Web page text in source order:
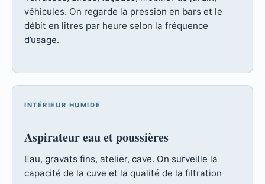
véhicules. On regarde la pression en bars et le
débit en litres par heure selon la fréquence
d’usage.
INTÉRIEUR HUMIDE
Aspirateur eau et poussières
Eau, gravats fins, atelier, cave. On surveille la
capacité de la cuve et la qualité de la filtration